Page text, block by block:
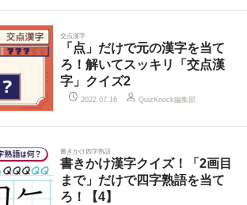
交点漢字
「点」だけで元の漢字を当て
ろ！解いてスッキリ「交点漢
字」クイズ2
2022.07.16 QuizKnock編集部
書きかけ四字熟語
書きかけ漢字クイズ！「2画目
まで」だけで四字熟語を当て
ろ！【4】